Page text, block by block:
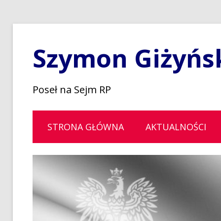
Szymon
Poseł na Sejm RP
STRONA GŁÓWNA AKTUALNOŚCI